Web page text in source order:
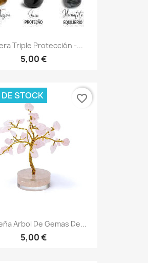
Triple Protección -...
5,00 €
Arbol De Gemas De...
5,00 €
DE STOCK favorite_border